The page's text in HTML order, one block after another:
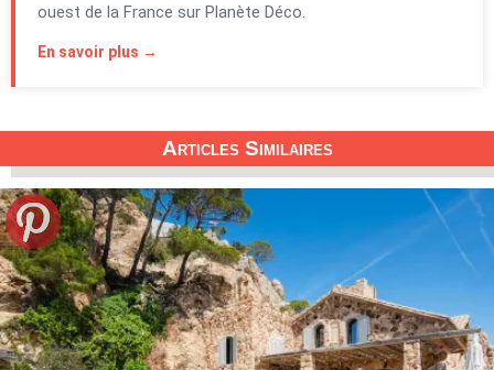
ouest de la France sur Planète Déco.
En savoir plus →
Articles Similaires